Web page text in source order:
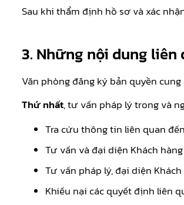
Sau khi thẩm định hồ sơ và xác
3. Những nội dung liên
Văn phòng đăng ký bản quyền
Thứ nhất, tư vấn pháp lý trong và
Tra cứu thông tin liên quan
Tư vấn và đại diện Khách
Tư vấn pháp lý, đại diện
Khiếu nại các quyết định liên